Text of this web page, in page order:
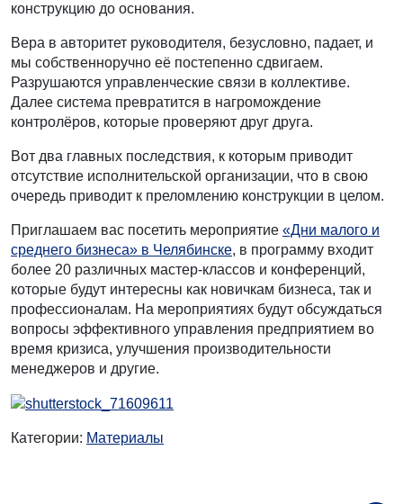
конструкцию до основания.
Вера в авторитет руководителя, безусловно, падает, и
мы собственноручно её постепенно сдвигаем.
Разрушаются управленческие связи в коллективе.
Далее система превратится в нагромождение
контролёров, которые проверяют друг друга.
Вот два главных последствия, к которым приводит
отсутствие исполнительской организации, что в свою
очередь приводит к преломлению конструкции в целом.
Приглашаем вас посетить мероприятие «Дни малого и
среднего бизнеса» в Челябинске, в программу входит
более 20 различных мастер-классов и конференций,
которые будут интересны как новичкам бизнеса, так и
профессионалам. На мероприятиях будут обсуждаться
вопросы эффективного управления предприятием во
время кризиса, улучшения производительности
менеджеров и другие.
Категории: Материалы